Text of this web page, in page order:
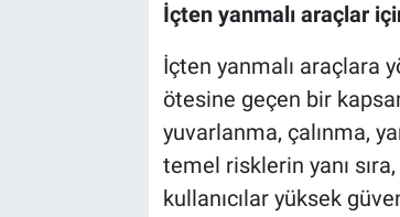
İçten yanmalı araçlar
İçten yanmalı araçlara
ötesine geçen bir
yuvarlanma, çalınma,
temel risklerin yanı
kullanıcılar yüksek